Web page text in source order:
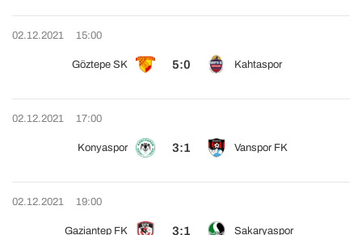
02.12.2021 15:00
Göztepe SK 5:0 Kahtaspor
02.12.2021 17:00
Konyaspor 3:1 Vanspor FK
02.12.2021 19:00
Gaziantep FK 3:1 Sakaryaspor